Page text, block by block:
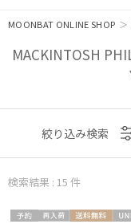
MOONBAT ONLINE SHOP ＞
MACKINTOSH
表示
おすすめ
絞り込み検索
検索結果 : 15 件